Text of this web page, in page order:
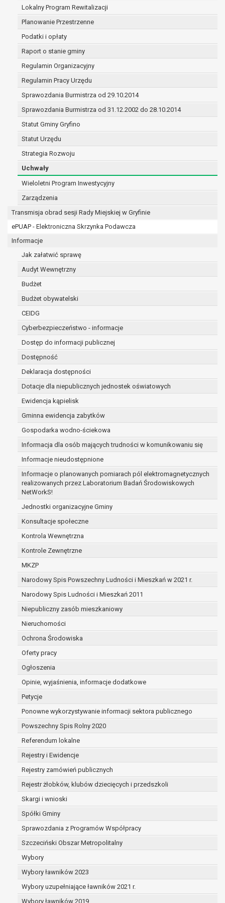
Lokalny Program Rewitalizacji
Planowanie Przestrzenne
Podatki i opłaty
Raport o stanie gminy
Regulamin Organizacyjny
Regulamin Pracy Urzędu
Sprawozdania Burmistrza od 29.10.2014
Sprawozdania Burmistrza od 31.12.2002 do 28.10.2014
Statut Gminy Gryfino
Statut Urzędu
Strategia Rozwoju
Uchwały
Wieloletni Program Inwestycyjny
Zarządzenia
Transmisja obrad sesji Rady Miejskiej w Gryfinie
ePUAP - Elektroniczna Skrzynka Podawcza
Informacje
Jak załatwić sprawę
Audyt Wewnętrzny
Budżet
Budżet obywatelski
CEIDG
Cyberbezpieczeństwo - informacje
Dostęp do informacji publicznej
Dostępność
Deklaracja dostępności
Dotacje dla niepublicznych jednostek oświatowych
Ewidencja kąpielisk
Gminna ewidencja zabytków
Gospodarka wodno-ściekowa
Informacja dla osób mających trudności w komunikowaniu się
Informacje nieudostępnione
Informacje o planowanych pomiarach pól elektromagnetycznych
realizowanych przez Laboratorium Badań Środowiskowych
NetWorkS!
Jednostki organizacyjne Gminy
Konsultacje społeczne
Kontrola Wewnętrzna
Kontrole Zewnętrzne
MKZP
Narodowy Spis Powszechny Ludności i Mieszkań w 2021 r.
Narodowy Spis Ludności i Mieszkań 2011
Niepubliczny zasób mieszkaniowy
Nieruchomości
Ochrona Środowiska
Oferty pracy
Ogłoszenia
Opinie, wyjaśnienia, informacje dodatkowe
Petycje
Ponowne wykorzystywanie informacji sektora publicznego
Powszechny Spis Rolny 2020
Referendum lokalne
Rejestry i Ewidencje
Rejestry zamówień publicznych
Rejestr żłobków, klubów dziecięcych i przedszkoli
Skargi i wnioski
Spółki Gminy
Sprawozdania z Programów Współpracy
Szczeciński Obszar Metropolitalny
Wybory
Wybory ławników 2023
Wybory uzupełniające ławników 2021 r.
Wybory ławników 2019
(merytorycznych), a także obowiązków i
zadań zleconych przez instytucje
nadrzędne wobec Gminy;
zawarcia i realizacji umów;
ochrony żywotnych interesów osoby, której
wykonania zadania realizowanego w
interesie publicznym lub w ramach
sprawowania władzy publicznej
powierzonej administratorowi;
w pozostałych przypadkach dane osobowe
przetwarzane są wyłącznie na podstawie
wcześniej udzielonej zgody w zakresie i celu
określonym w treści zgody.
W związku z przetwarzaniem danych w celu
wskazanym w pkt. 3, dane osobowe mogą być
udostępniane innym upoważnionym odbiorcom lub
kategoriom odbiorców danych osobowych.
Odbiorcami mogą być:
podmioty, które przetwarzają dane
osobowe w imieniu administratora na
osobowych;
podmioty upoważnione do odbioru danych
przepisów prawa.
Pani/Pana dane osobowe będą przetwarzane
przez okres niezbędny do realizacji celu dla jakiego
zostały zebrane oraz zgodnie z terminami
archiwizacji określonymi przez przepisy prawa
powszechnie obowiązującego.
W przypadku, gdy dane osobowe przetwarzane są
na podstawie zgody osoby, której dane dotyczą
przetwarzanie odbywa się do czasu wycofania tej
zgody.
W przypadku, gdy dane osobowe przetwarzane są
w celu zawarcia i realizacji umowy przetwarzanie
odbywa się przez okres niezbędny do realizacji
zawartej umowy, a po tym czasie w zakresie
wymaganym przez przepisy prawa lub dla
zabezpieczenia ewentualnych roszczeń, a w
przypadku wyrażenia zgody na przetwarzanie
danych po zakończeniu i rozliczeniu umowy, do
czasu wycofania tej zgody.
Ponadto w przypadku umów o dofinansowanie
dane osobowe od momentu pozyskania
przechowywane są przez okres wynikający z
umowy o dofinansowanie zawartej między
beneficjentem a określoną instytucją, trwałości
danego projektu i konieczności zachowania
dokumentacji projektu do celów kontrolnych.
W związku z przetwarzaniem przez
administratora danych osobowych przysługuje
Pani/Panu:
prawo dostępu do treści danych oraz
otrzymywania ich kopii na podstawie art. 15
RODO;
podstawie art. 16 RODO,
dane są nieprawidłowe lub
prawo do żądania usunięcia danych
osobowych (tzw. prawo do bycia
zapomnianym) na podstawie art. 17 RODO,
w przypadku gdy:
dane nie są już niezbędne do celów,
dla których były zebrane lub w inny
sposób przetwarzane,
osoba, której dane dotyczą, wniosła
sprzeciw wobec przetwarzania
danych osobowych,
zgodę na przetwarzanie danych
osobowych, która jest podstawą
przetwarzania danych i nie ma innej
danych,
dane osobowe przetwarzane są
niezgodnie z prawem,